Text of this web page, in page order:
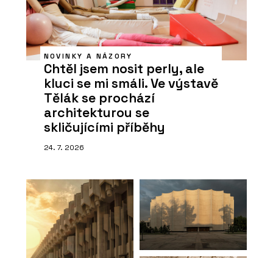
NOVINKY A NÁZORY
Chtěl jsem nosit perly, ale
kluci se mi smáli. Ve výstavě
Tělák se prochází
architekturou se
skličujícími příběhy
24. 7. 2026